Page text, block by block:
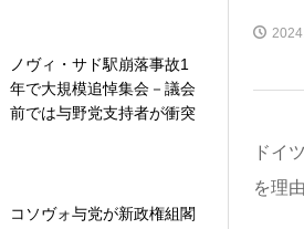
ドイ
を理
ノヴィ・サド駅崩落事故1
年で大規模追悼集会－議会
前では与野党支持者が衝突
コソヴォ与党が新政権組閣